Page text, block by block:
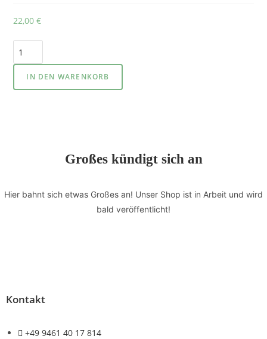
22,00€
IN DEN WARENKORB
Großes kündigt sich an
Hier bahnt sich etwas Großes an! Unser Shop ist in Arbeit und wird
bald veröffentlicht!
Kontakt
+49 9461 40 17 814